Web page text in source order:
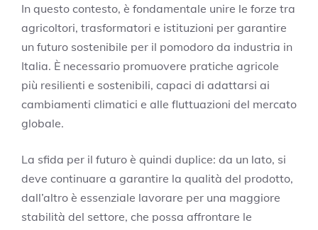
In questo contesto, è fondamentale unire le forze tra
agricoltori, trasformatori e istituzioni per garantire
un futuro sostenibile per il pomodoro da industria in
Italia. È necessario promuovere pratiche agricole
più resilienti e sostenibili, capaci di adattarsi ai
cambiamenti climatici e alle fluttuazioni del mercato
globale.
La sfida per il futuro è quindi duplice: da un lato, si
deve continuare a garantire la qualità del prodotto,
dall’altro è essenziale lavorare per una maggiore
stabilità del settore, che possa affrontare le